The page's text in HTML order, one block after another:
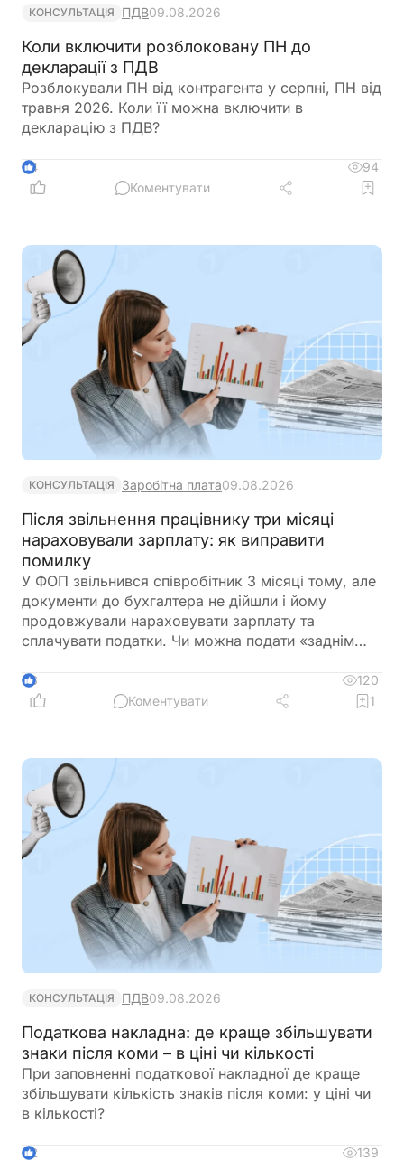
КОНСУЛЬТАЦІЯ ПДВ09.08.2026
Коли включити розблоковану ПН до
декларації з ПДВ
Розблокували ПН від контрагента у серпні, ПН від
травня 2026. Коли її можна включити в
декларацію з ПДВ?
4
94
Коментувати
КОНСУЛЬТАЦІЯ Заробітна плата09.08.2026
Після звільнення працівнику три місяці
нараховували зарплату: як виправити
помилку
У ФОП звільнився співробітник 3 місяці тому, але
документи до бухгалтера не дійшли і йому
продовжували нараховувати зарплату та
сплачувати податки. Чи можна подати «заднім
податкову та відкоригувати зарплатну звітність? І
чи повинен він повернути виплачену йому
3
120
Коментувати
1
КОНСУЛЬТАЦІЯ ПДВ09.08.2026
Податкова накладна: де краще збільшувати
знаки після коми – в ціні чи кількості
При заповненні податкової накладної де краще
збільшувати кількість знаків після коми: у ціні чи
в кількості?
2
139